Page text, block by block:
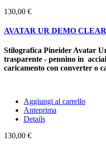
130,00 €
AVATAR UR DEMO CLEAR
Stilografica Pineider Avatar
trasparente - pennino in
caricamento con converter o
Aggiungi al carrello
Anteprima
Details
130,00 €